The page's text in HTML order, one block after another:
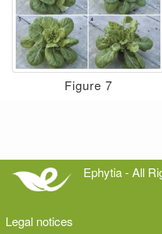
Figure 7
Ephytia - All
Legal notices